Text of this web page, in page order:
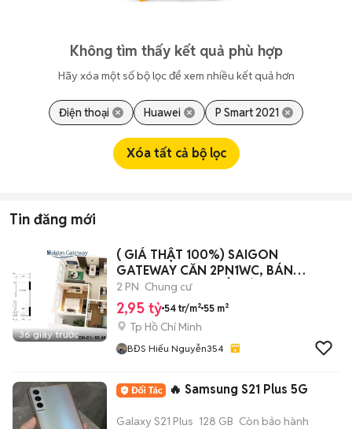
Không tìm thấy kết quả phù hợp
Hãy xóa một số bộ lọc để xem nhiều kết quả hơn
Điện thoại Huawei P Smart 2021
Xóa tất cả bộ lọc
Tin đăng mới
36 giây trước
( GIÁ THẬT 100%) SAIGON
GATEWAY CĂN 2PN1WC, BÁN
2TY950 BAO THUẾ PHÍ
2 PN Chung cư
2,95 tỷ 54 tr/m² 55 m²
Tp Hồ Chí Minh
BĐS Hiếu Nguyễn354
🔥 Samsung S21 Plus 5G
Galaxy S21 Plus 128 GB Còn bảo hành